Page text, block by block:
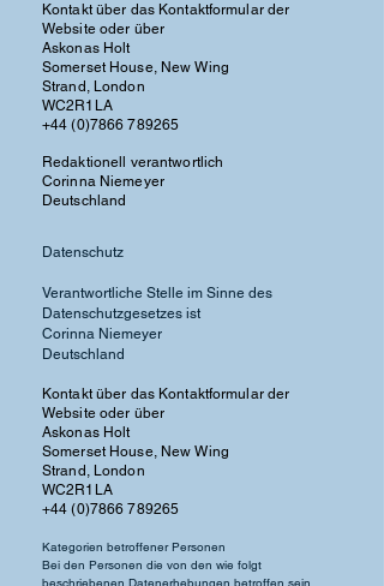
Kontakt über das Kontaktformular der
Website oder über
Askonas Holt
Somerset House, New Wing
Strand, London
WC2R1LA
+44 (0)7866 789265
Redaktionell verantwortlich
Corinna Niemeyer
Deutschland
Datenschutz
Verantwortliche Stelle im Sinne des
Datenschutzgesetzes ist
Corinna Niemeyer
Deutschland
Kontakt über das Kontaktformular der
Website oder über
Askonas Holt
Somerset House, New Wing
Strand, London
WC2R1LA
+44 (0)7866 789265
Kategorien betroffener Personen
Bei den Personen die von den wie folgt